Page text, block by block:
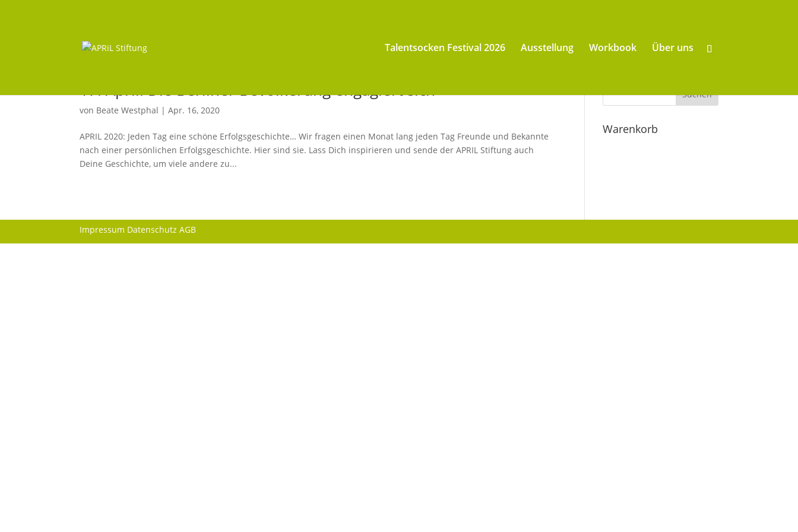
Talentsocken Festival 2026 Ausstellung Workbook Über uns
17. April: Die Berliner Bevölkerung engagiert sich
von Beate Westphal |Apr. 16, 2020
APRIL 2020: Jeden Tag eine schöne Erfolgsgeschichte… Wir fragen einen Monat lang jeden Tag Freunde und Bekannte
nach einer persönlichen Erfolgsgeschichte. Hier sind sie. Lass Dich inspirieren und sende der APRIL Stiftung auch
Deine Geschichte, um viele andere zu...
Warenkorb
Impressum Datenschutz AGB